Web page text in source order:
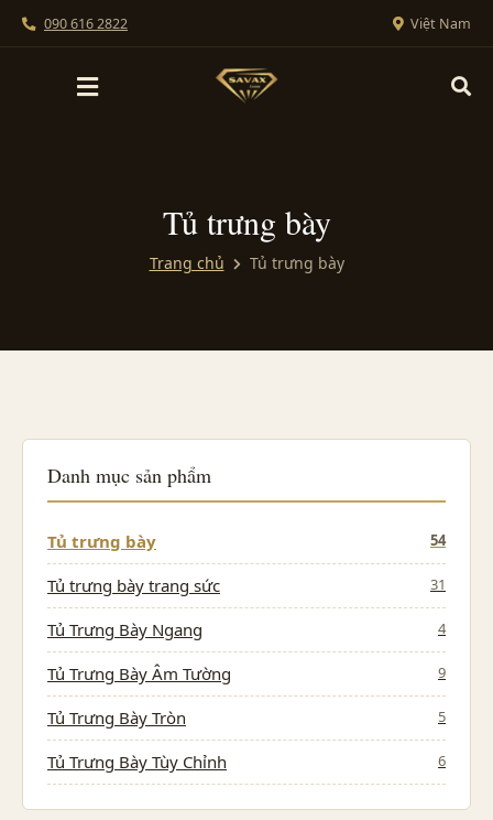
090 616 2822 Việt Nam
Tủ trưng bày
Trang chủ Tủ trưng bày
Danh mục sản phẩm
Tủ trưng bày 54
Tủ trưng bày trang sức 31
Tủ Trưng Bày Ngang 4
Tủ Trưng Bày Âm Tường 9
Tủ Trưng Bày Tròn 5
Tủ Trưng Bày Tùy Chỉnh 6